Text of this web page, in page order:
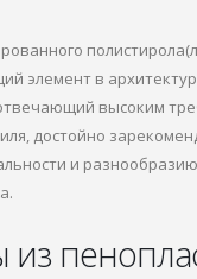
элемент в
высоким
достойно
и